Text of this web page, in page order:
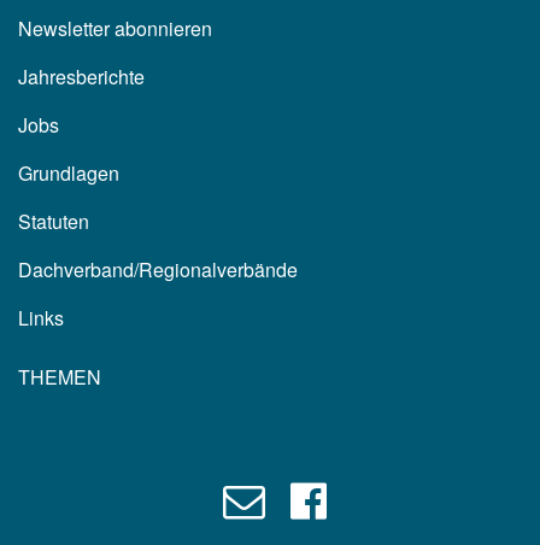
Newsletter abonnieren
Jahresberichte
Jobs
Grundlagen
Statuten
Dachverband/Regionalverbände
Links
THEMEN